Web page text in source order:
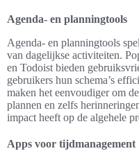
Agenda- en planningtools
Agenda- en planningtools
van dagelijkse activiteiten.
en Todoist bieden
gebruikers hun schema’s
maken het eenvoudiger om
plannen en zelfs
impact heeft op de algehele
Apps voor tijdmanagement